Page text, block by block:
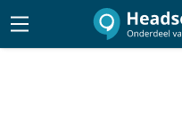
79,16 excl. btw
95,78 incl. btw